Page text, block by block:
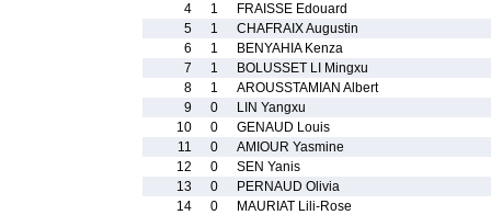
4
1
FRAISSE Edouard
5
1
CHAFRAIX Augustin
6
1
BENYAHIA Kenza
7
1
BOLUSSET LI Mingxu
8
1
AROUSSTAMIAN Albert
9
0
LIN Yangxu
10
0
GENAUD Louis
11
0
AMIOUR Yasmine
12
0
SEN Yanis
13
0
PERNAUD Olivia
14
0
MAURIAT Lili-Rose